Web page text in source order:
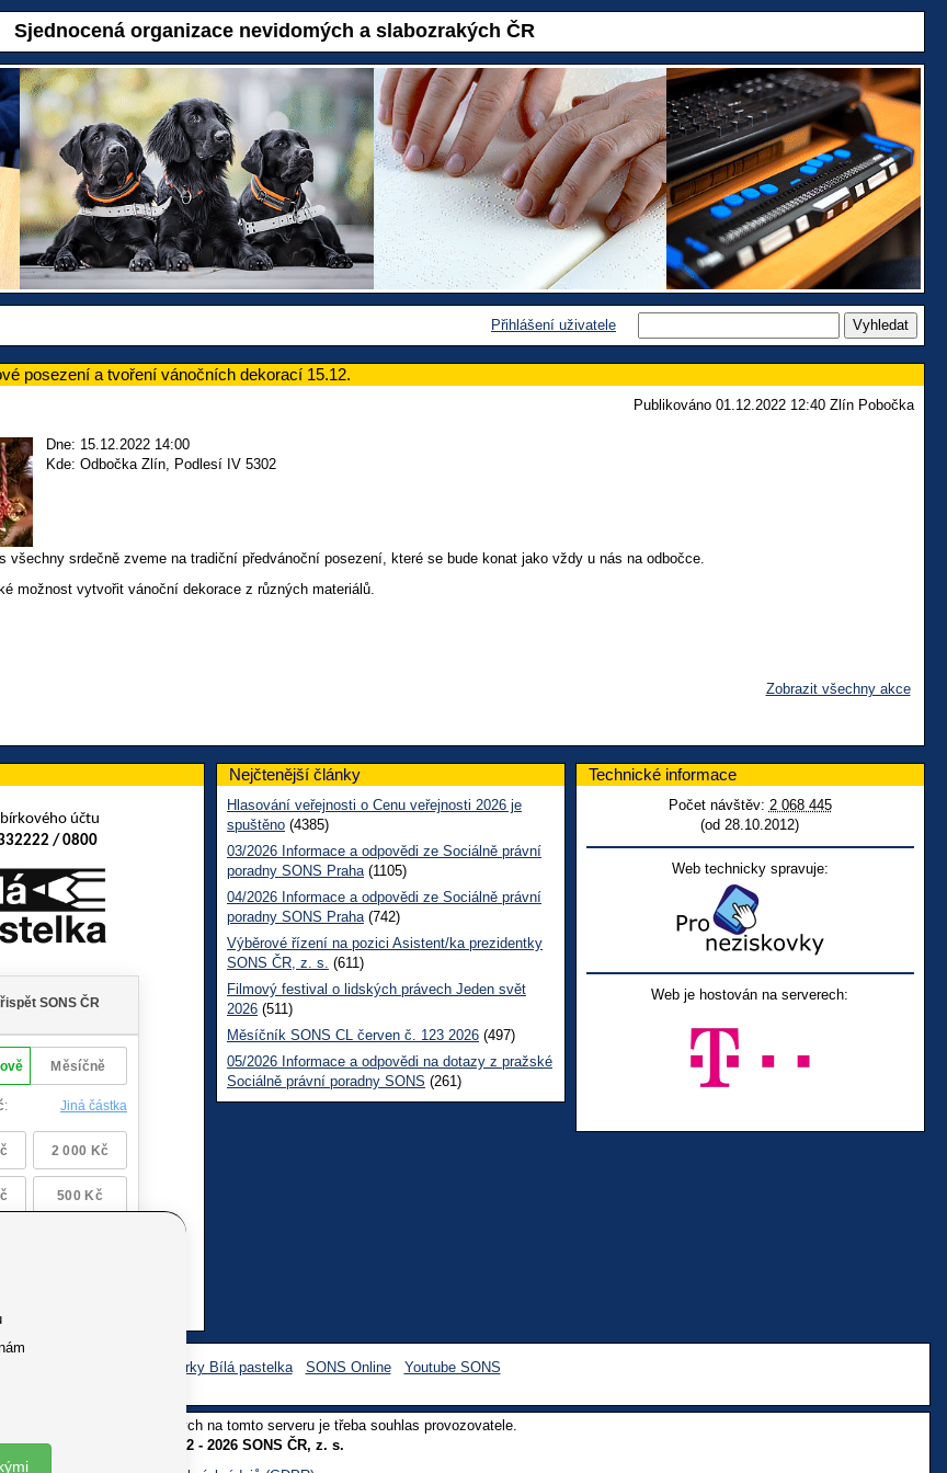
Sjednocená organizace nevidomých a slabozrakých ČR
Přihlášení uživatele
posezení a tvoření vánočních dekorací 15.12.
Publikováno 01.12.2022 12:40 Zlín Pobočka
Dne: 15.12.2022 14:00
Kde: Odbočka Zlín, Podlesí IV 5302
všechny srdečně zveme na tradiční předvánoční posezení, které se bude konat jako vždy u nás na odbočce.
možnost vytvořit vánoční dekorace z různých materiálů.
Zobrazit všechny akce
účtu
/ 0800
Nejčtenější články
Hlasování veřejnosti o Cenu veřejnosti 2026 je
spuštěno (4385)
03/2026 Informace a odpovědi ze Sociálně právní
poradny SONS Praha (1105)
04/2026 Informace a odpovědi ze Sociálně právní
poradny SONS Praha (742)
Výběrové řízení na pozici Asistent/ka prezidentky
SONS ČR, z. s. (611)
Filmový festival o lidských právech Jeden svět
2026 (511)
Měsíčník SONS CL červen č. 123 2026 (497)
05/2026 Informace a odpovědi na dotazy z pražské
Sociálně právní poradny SONS (261)
Technické informace
Počet návštěv: 2 068 445
(od 28.10.2012)
Web technicky spravuje:
Web je hostován na serverech:
Facebook sbírky Bílá pastelka SONS Online Youtube SONS
textů a obrázků uvedených na tomto serveru je třeba souhlas provozovatele.
Copyright © 2012 - 2026 SONS ČR, z. s.